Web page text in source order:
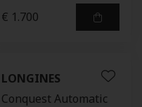
€ 1.700
LONGINES
Conquest Automatic